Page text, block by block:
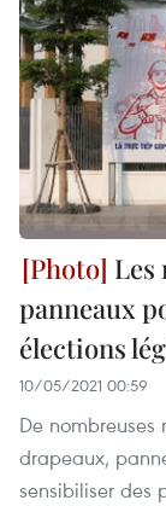
Les
panneaux
élections
10/05/2021 00:59
De nombreuses
drapeaux,
sensibiliser des